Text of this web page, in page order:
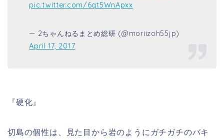
pic.twitter.com/6qt5WnApxx
— 2ちゃんねるまとめ総研 (@moriizoh55jp)
April 17, 2017
『硬化』
切島の個性は、見た目から岩のようにガチガチのバキ